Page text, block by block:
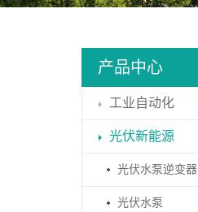
产品中心
工业自动化
光伏新能源
光伏水泵逆变器
光伏水泵